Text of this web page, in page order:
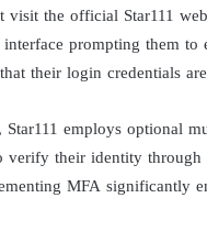
visit the official Star111
prompting them to
their login credentials
employs optional
their identity
MFA significantly